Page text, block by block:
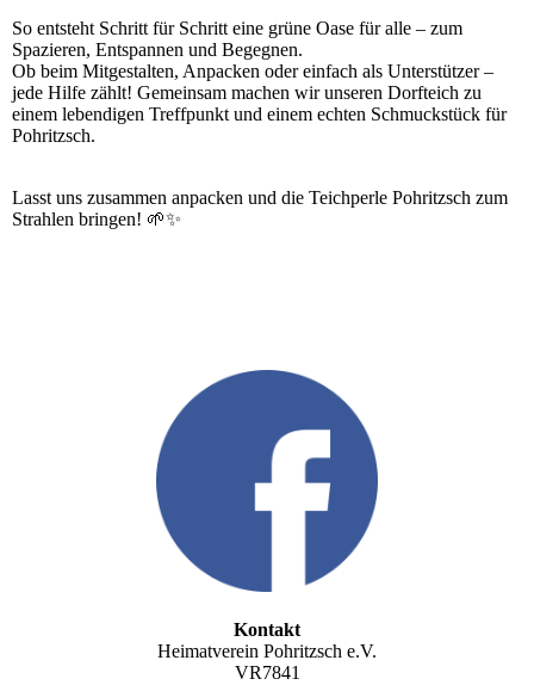
So entsteht Schritt für Schritt eine grüne Oase für alle – zum
Spazieren, Entspannen und Begegnen.
Ob beim Mitgestalten, Anpacken oder einfach als Unterstützer –
jede Hilfe zählt! Gemeinsam machen wir unseren Dorfteich zu
einem lebendigen Treffpunkt und einem echten Schmuckstück für
Pohritzsch.
Lasst uns zusammen anpacken und die Teichperle Pohritzsch zum
Strahlen bringen! 🌱✨
Kontakt
Heimatverein Pohritzsch e.V.
VR7841